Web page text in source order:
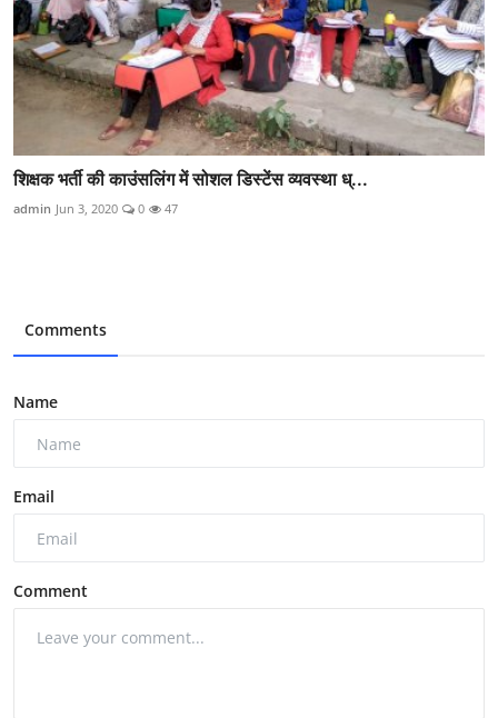
शिक्षक भर्ती की काउंसलिंग में सोशल डिस्टेंस व्यवस्था ध्...
admin Jun 3, 2020 0 47
Comments
Name
Email
Comment